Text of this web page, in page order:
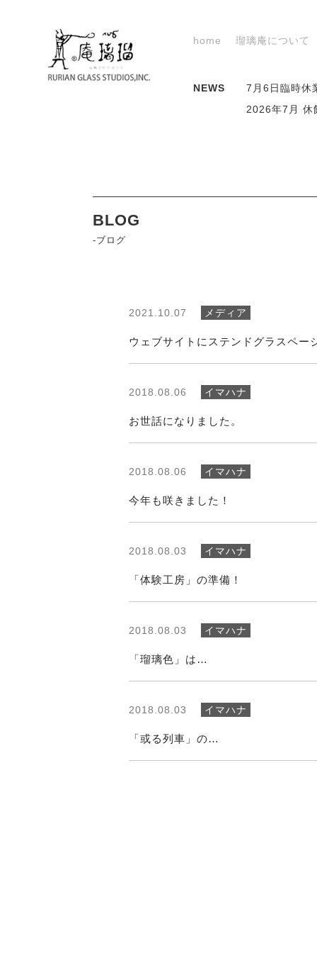
home 瑠璃庵について
NEWS
7月6日臨時休
2026年7月 休
BLOG
-ブログ
2021.10.07 メディア
ウェブサイトにステンドグラスペー
2018.08.06 イマハナ
お世話になりました。
2018.08.06 イマハナ
今年も咲きました！
2018.08.03 イマハナ
「体験工房」の準備！
2018.08.03 イマハナ
「瑠璃色」は…
2018.08.03 イマハナ
「或る列車」の…